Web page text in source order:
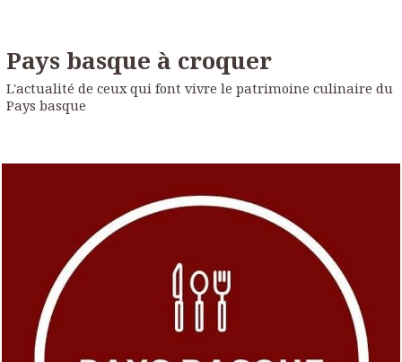
Pays basque à croquer
L'actualité de ceux qui font vivre le patrimoine culinaire du
Pays basque